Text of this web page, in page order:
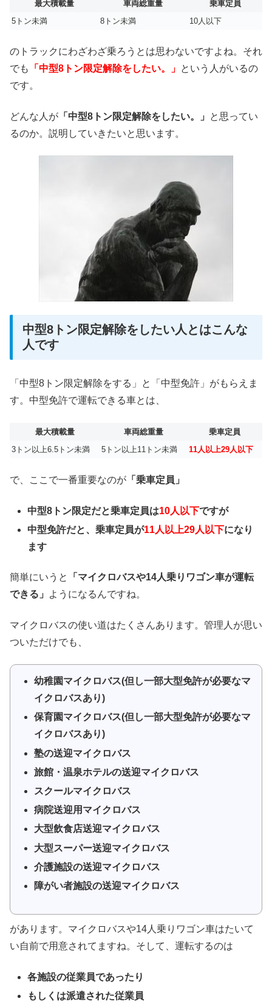
最大積載量 車両総重量
乗車定員
5トン未満
8トン未満 10人以下
のトラックにわざわざ乗ろうとは思わないですよね。それ
でも
「中型8トン限定解除をしたい。」 という人がいるの
です。
どんな人が 「中型8トン限定解除をしたい。」
と思ってい
るのか。説明していきたいと思います。
中型8トン限定解除をしたい人とはこんな
人です
「中型8トン限定解除をする」と「中型免許」がもらえま
す。中型免許で運転できる車とは、
最大積載量 車両総重量
乗車定員
3トン以上6.5トン未満
5トン以上11トン未満 11人以上29人以下
で、ここで一番重要なのが 「乗車定員」
中型8トン限定だと乗車定員は10人以下ですが
中型免許だと、乗車定員が11人以上29人以下になり
ます
簡単にいうと
「マイクロバスや14人乗りワゴン車が運転
できる」
ようになるんですね。
マイクロバスの使い道はたくさんあります。管理人が思い
ついただけでも、
幼稚園マイクロバス(但し一部大型免許が必要なマ
イクロバスあり)
保育園マイクロバス(但し一部大型免許が必要なマ
イクロバスあり)
塾の送迎マイクロバス
旅館・温泉ホテルの送迎マイクロバス
スクールマイクロバス
病院送迎用マイクロバス
大型飲食店送迎マイクロバス
大型スーパー送迎マイクロバス
介護施設の送迎マイクロバス
障がい者施設の送迎マイクロバス
があります。マイクロバスや14人乗りワゴン車はたいて
い自前で用意されてますね。そして、運転するのは
各施設の従業員であったり
もしくは派遣された従業員